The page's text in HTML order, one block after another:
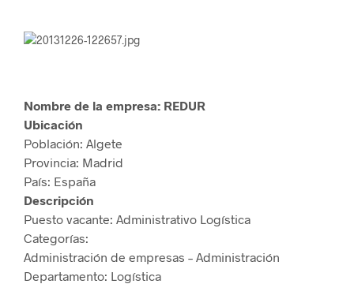
Nombre de la empresa: REDUR
Ubicación
Población: Algete
Provincia: Madrid
País: España
Descripción
Puesto vacante: Administrativo Logística
Categorías:
Administración de empresas – Administración
Departamento: Logística